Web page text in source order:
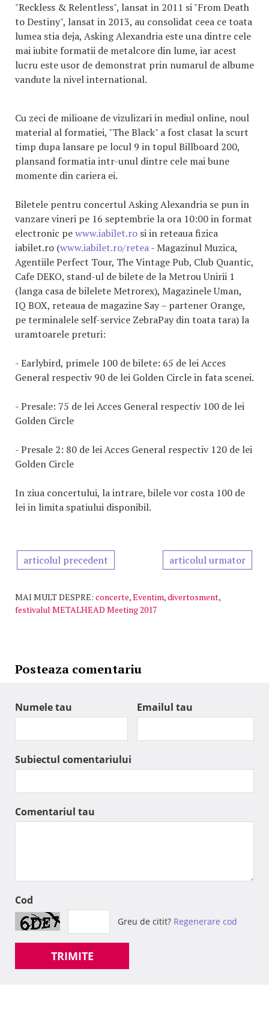
"Reckless & Relentless", lansat in 2011 si "From Death
to Destiny", lansat in 2013, au consolidat ceea ce toata
lumea stia deja, Asking Alexandria este una dintre cele
mai iubite formatii de metalcore din lume, iar acest
lucru este usor de demonstrat prin numarul de albume
vandute la nivel international.
Cu zeci de milioane de vizulizari in mediul online, noul
material al formatiei, "The Black" a fost clasat la scurt
timp dupa lansare pe locul 9 in topul Billboard 200,
plansand formatia intr-unul dintre cele mai bune
momente din cariera ei.
Biletele pentru concertul Asking Alexandria se pun in
vanzare vineri pe 16 septembrie la ora 10:00 in format
electronic pewww.iabilet.ro si in reteaua fizica
iabilet.ro (www.iabilet.ro/retea- Magazinul Muzica,
Agentiile Perfect Tour, The Vintage Pub, Club Quantic,
Cafe DEKO, stand-ul de bilete de la Metrou Unirii 1
(langa casa de bilelete Metrorex), Magazinele Uman,
IQ BOX, reteaua de magazine Say – partener Orange,
pe terminalele self-service ZebraPay din toata tara) la
uramtoarele preturi:
- Earlybird, primele 100 de bilete: 65 de lei Acces
General respectiv 90 de lei Golden Circle in fata scenei.
- Presale: 75 de lei Acces General respectiv 100 de lei
Golden Circle
- Presale 2: 80 de lei Acces General respectiv 120 de lei
Golden Circle
In ziua concertului, la intrare, bilele vor costa 100 de
lei in limita spatiului disponibil.
articolul precedent articolul urmator
MAI MULT DESPRE: concerte,Eventim,divertosment,
festivalul METALHEAD Meeting 2017
Posteaza comentariu
Numele tau Emailul tau
Subiectul comentariului
Comentariul tau
Cod
Greu de citit? Regenerare cod
TRIMITE